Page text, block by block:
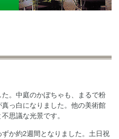
。中庭のかぼちゃも、まるで粉
っ白になりました。他の美術館
思議な光景です。
か約2週間となりました。土日祝